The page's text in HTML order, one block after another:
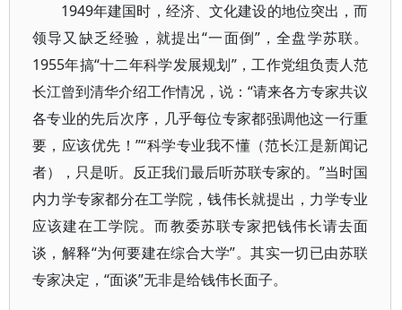
1949年建国时，经济、文化建设的地位突出，而
领导又缺乏经验，就提出“一面倒”，全盘学苏联。
1955年搞“十二年科学发展规划”，工作党组负责人范
长江曾到清华介绍工作情况，说：“请来各方专家共议
各专业的先后次序，几乎每位专家都强调他这一行重
要，应该优先！”“科学专业我不懂（范长江是新闻记
者），只是听。反正我们最后听苏联专家的。”当时国
内力学专家都分在工学院，钱伟长就提出，力学专业
应该建在工学院。而教委苏联专家把钱伟长请去面
谈，解释“为何要建在综合大学”。其实一切已由苏联
专家决定，“面谈”无非是给钱伟长面子。